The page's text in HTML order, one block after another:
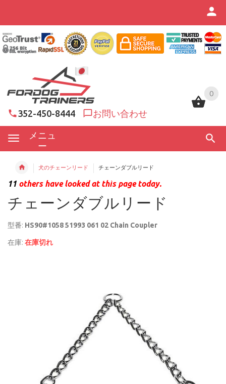
0
352-450-8444 お問い合わせ
メニュ
ー
0
犬のチェーンリード チェーンダブルリード
11 others have looked at this page today.
チェーンダブルリード
型番: HS90#1058 51993 061 02 Chain Coupler
在庫: 在庫切れ